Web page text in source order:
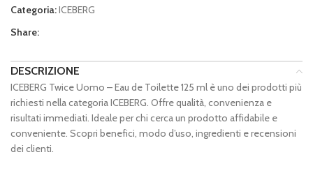
Categoria:ICEBERG
Share:
DESCRIZIONE
ICEBERG Twice Uomo – Eau de Toilette 125 ml è uno dei prodotti più
richiesti nella categoria ICEBERG. Offre qualità, convenienza e
risultati immediati. Ideale per chi cerca un prodotto affidabile e
conveniente. Scopri benefici, modo d’uso, ingredienti e recensioni
dei clienti.